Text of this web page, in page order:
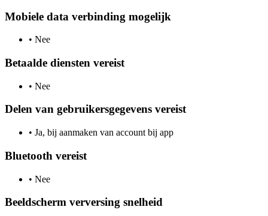
Mobiele data verbinding mogelijk
• Nee
Betaalde diensten vereist
• Nee
Delen van gebruikersgegevens vereist
• Ja, bij aanmaken van account bij app
Bluetooth vereist
• Nee
Beeldscherm verversing snelheid